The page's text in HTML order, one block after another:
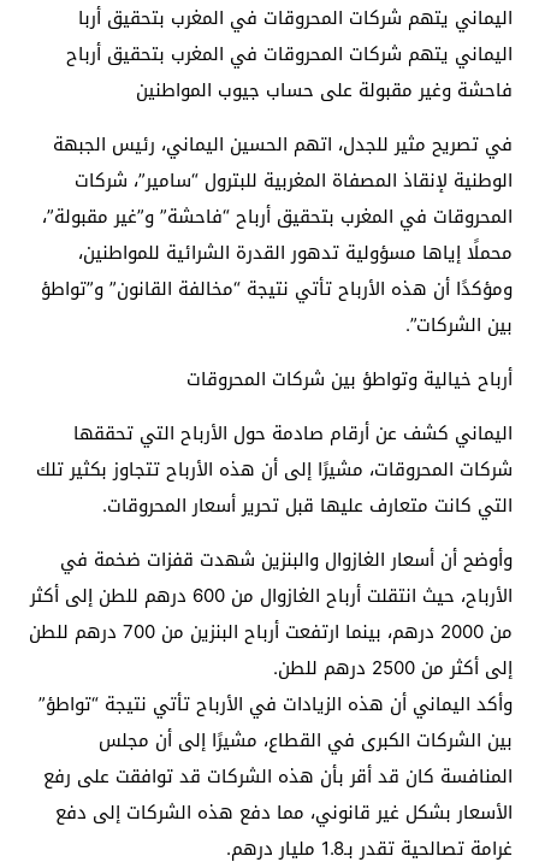
اليماني يتهم شركات المحروقات في المغرب بتحقيق أربا
اليماني يتهم شركات المحروقات في المغرب بتحقيق أرباح
فاحشة وغير مقبولة على حساب جيوب المواطنين
في تصريح مثير للجدل، اتهم الحسين اليماني، رئيس الجبهة
الوطنية لإنقاذ المصفاة المغربية للبترول “سامير”، شركات
المحروقات في المغرب بتحقيق أرباح “فاحشة” و”غير مقبولة”،
محملًا إياها مسؤولية تدهور القدرة الشرائية للمواطنين،
ومؤكدًا أن هذه الأرباح تأتي نتيجة “مخالفة القانون” و”تواطؤ
بين الشركات”.
أرباح خيالية وتواطؤ بين شركات المحروقات
اليماني كشف عن أرقام صادمة حول الأرباح التي تحققها
شركات المحروقات، مشيرًا إلى أن هذه الأرباح تتجاوز بكثير تلك
التي كانت متعارف عليها قبل تحرير أسعار المحروقات.
وأوضح أن أسعار الغازوال والبنزين شهدت قفزات ضخمة في
الأرباح، حيث انتقلت أرباح الغازوال من 600 درهم للطن إلى أكثر
من 2000 درهم، بينما ارتفعت أرباح البنزين من 700 درهم للطن
إلى أكثر من 2500 درهم للطن.
وأكد اليماني أن هذه الزيادات في الأرباح تأتي نتيجة “تواطؤ”
بين الشركات الكبرى في القطاع، مشيرًا إلى أن مجلس
المنافسة كان قد أقر بأن هذه الشركات قد توافقت على رفع
الأسعار بشكل غير قانوني، مما دفع هذه الشركات إلى دفع
غرامة تصالحية تقدر بـ1.8 مليار درهم.